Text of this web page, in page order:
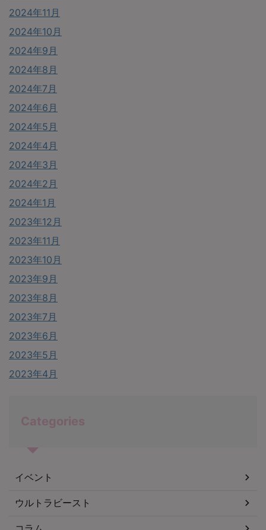
2024年11月
2024年10月
2024年9月
2024年8月
2024年7月
2024年6月
2024年5月
2024年4月
2024年3月
2024年2月
2024年1月
2023年12月
2023年11月
2023年10月
2023年9月
2023年8月
2023年7月
2023年6月
2023年5月
2023年4月
Categories
イベント
ウルトラビースト